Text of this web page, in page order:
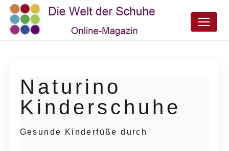
Naturino
Kinderschuhe
Gesunde Kinderfüße durch